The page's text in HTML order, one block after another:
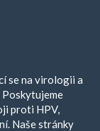
se na virologii a
proti HPV,
Naše stránky